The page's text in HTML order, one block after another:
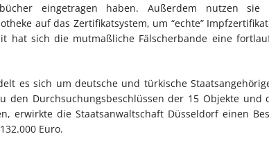
eingetragen haben. Außerdem nutzen
auf das Zertifikatsystem, um “echte”
hat sich die mutmaßliche Fälscherbande eine
es sich um deutsche und türkische
den Durchsuchungsbeschlüssen der 15 Objekte und
erwirkte die Staatsanwaltschaft Düsseldorf einen
Euro.